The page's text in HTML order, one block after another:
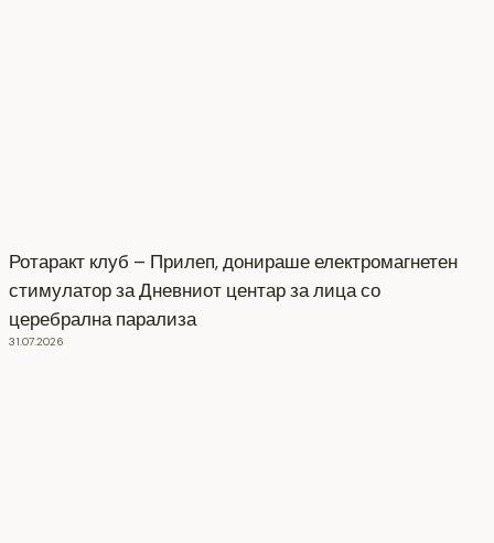
Ротаракт клуб – Прилеп, донираше електромагнетен
стимулатор за Дневниот центар за лица со
церебрална парализа
31.07.2026